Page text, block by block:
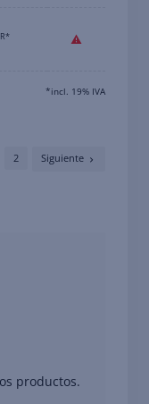
*incl. 19% IVA
2 Siguiente
productos.